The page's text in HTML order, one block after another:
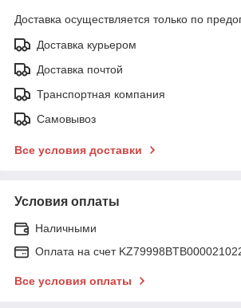
Доставка осуществляется только по
Доставка курьером
Доставка почтой
Транспортная компания
Самовывоз
Все условия доставки
Условия оплаты
Наличными
Оплата на счет
Все условия оплаты